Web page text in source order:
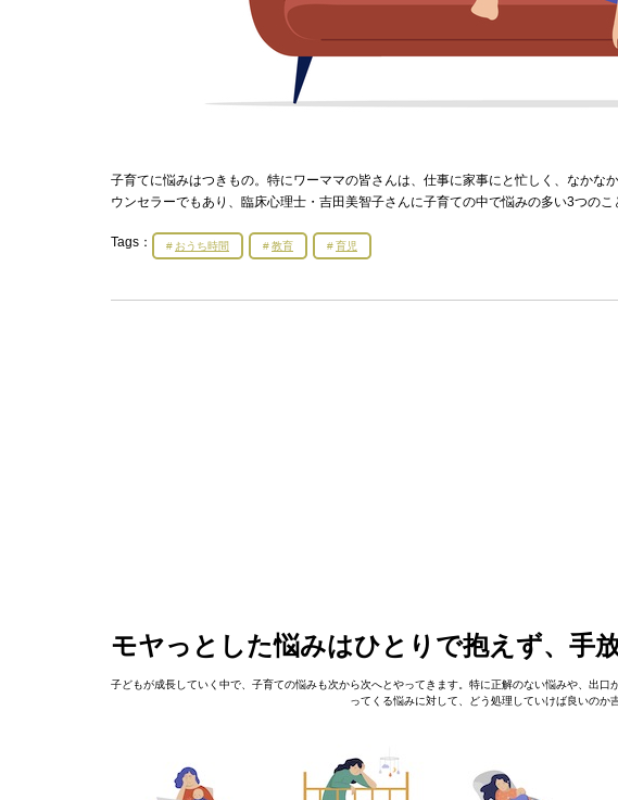
子育てに悩みはつきもの。特にワーママの皆さんは、仕事に家事にと忙しく、なかな
ウンセラーでもあり、臨床心理士・吉田美智子さんに子育ての中で悩みの多い3つのこ
Tags： おうち時間 教育 育児
モヤっとした悩みはひとりで抱えず、手
子どもが成長していく中で、子育ての悩みも次から次へとやってきます。特に正解のない悩みや、出
ってくる悩みに対して、どう処理していけば良いのか